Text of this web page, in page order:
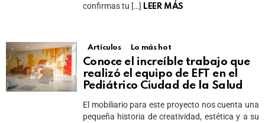
confirmas tu […] LEER MÁS
Artículos Lo más hot
Conoce el increíble trabajo que
realizó el equipo de EFT en el
Pediátrico Ciudad de la Salud
El mobiliario para este proyecto nos cuenta una
pequeña historia de creatividad, estética y a su